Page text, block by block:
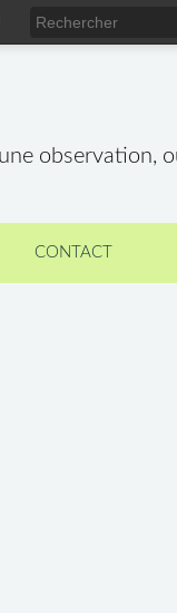
observation,
CONTACT